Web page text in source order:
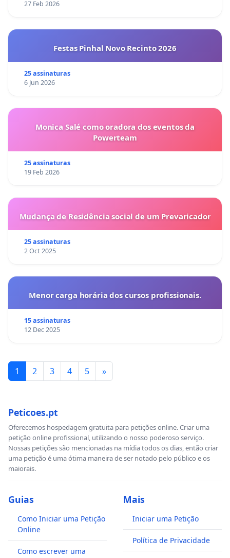
27 Feb 2026
Festas Pinhal Novo Recinto 2026
25 assinaturas
6 Jun 2026
Monica Salé como oradora dos eventos da
Powerteam
25 assinaturas
19 Feb 2026
Mudança de Residência social de um Prevaricador
25 assinaturas
2 Oct 2025
Menor carga horária dos cursos profissionais.
15 assinaturas
12 Dec 2025
1 2 3 4 5 »
Peticoes.pt
Oferecemos hospedagem gratuita para petições online. Criar uma
petição online profissional, utilizando o nosso poderoso serviço.
Nossas petições são mencionadas na mídia todos os dias, então criar
uma petição é uma ótima maneira de ser notado pelo público e os
maiorais.
Guias
Como Iniciar uma Petição
Online
Como escrever uma
Mais
Iniciar uma Petição
Política de Privacidade